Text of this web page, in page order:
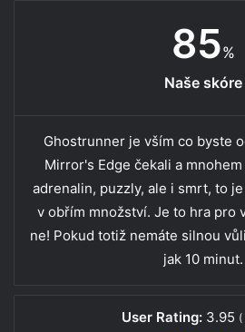
85%
Naše skóre
Ghostrunner je vším co byste
Mirror's Edge čekali a
adrenalin, puzzly, ale i smrt, to
v obřím množství. Je to hra pro
ne! Pokud totiž nemáte silnou
jak 10 minut.
User Rating: 3.95 (